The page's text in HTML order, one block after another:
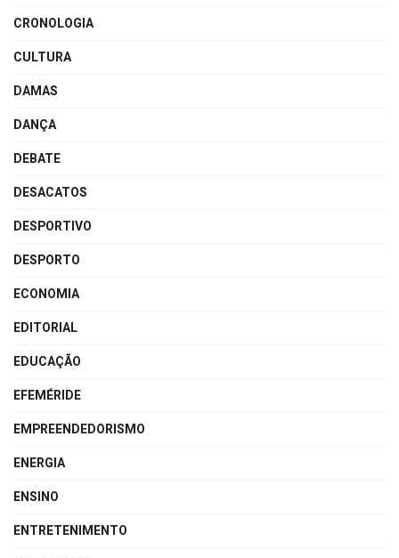
CRONOLOGIA
CULTURA
DAMAS
DANÇA
DEBATE
DESACATOS
DESPORTIVO
DESPORTO
ECONOMIA
EDITORIAL
EDUCAÇÃO
EFEMÉRIDE
EMPREENDEDORISMO
ENERGIA
ENSINO
ENTRETENIMENTO